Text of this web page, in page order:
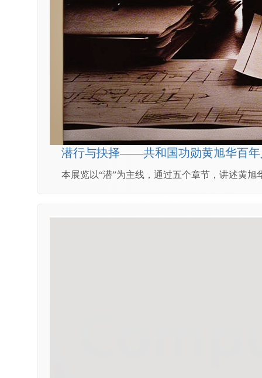
潜行与抉择——共和国功勋黄旭华百年
本展览以“潜”为主线，通过五个章节，讲述黄